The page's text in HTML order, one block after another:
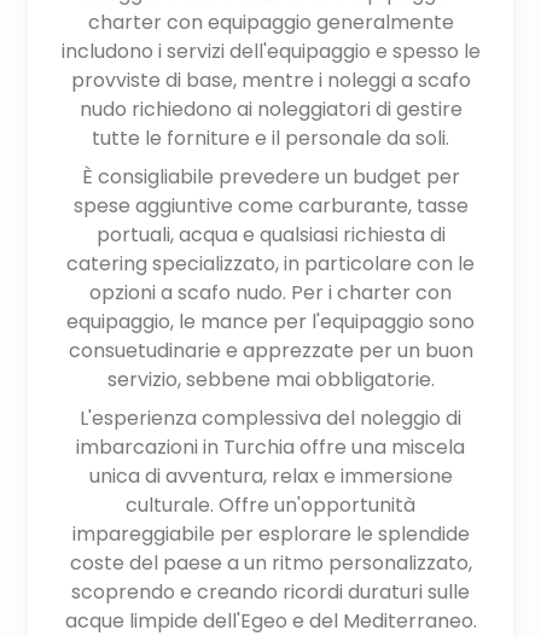
charter con equipaggio generalmente
includono i servizi dell'equipaggio e spesso le
provviste di base, mentre i noleggi a scafo
nudo richiedono ai noleggiatori di gestire
tutte le forniture e il personale da soli.
È consigliabile prevedere un budget per
spese aggiuntive come carburante, tasse
portuali, acqua e qualsiasi richiesta di
catering specializzato, in particolare con le
opzioni a scafo nudo. Per i charter con
equipaggio, le mance per l'equipaggio sono
consuetudinarie e apprezzate per un buon
servizio, sebbene mai obbligatorie.
L'esperienza complessiva del noleggio di
imbarcazioni in Turchia offre una miscela
unica di avventura, relax e immersione
culturale. Offre un'opportunità
impareggiabile per esplorare le splendide
coste del paese a un ritmo personalizzato,
scoprendo e creando ricordi duraturi sulle
acque limpide dell'Egeo e del Mediterraneo.